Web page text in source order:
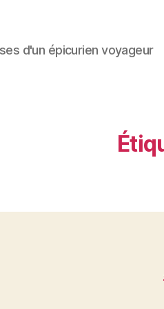
d'un épicurien voyageur